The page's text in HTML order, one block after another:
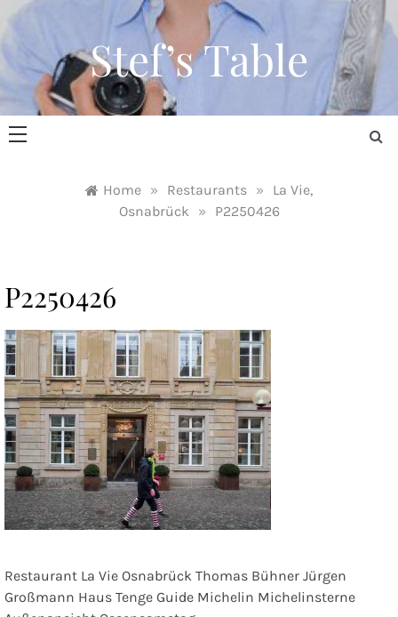
Skip
content
Stef’s Table
Home » Restaurants »
La Vie,
Osnabrück
» P2250426
P2250426
Restaurant La Vie Osnabrück Thomas Bühner Jürgen
Großmann Haus Tenge Guide Michelin Michelinsterne